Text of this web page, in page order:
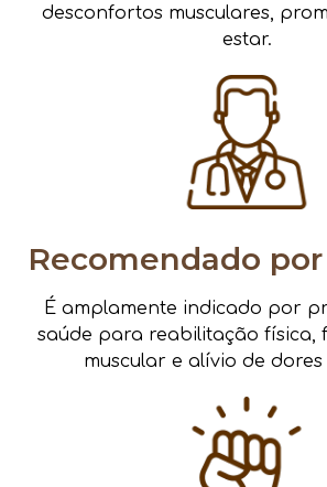
desconfortos musculares,
estar.
Recomendado
É amplamente indicado por
saúde para reabilitação física,
muscular e alívio de dores